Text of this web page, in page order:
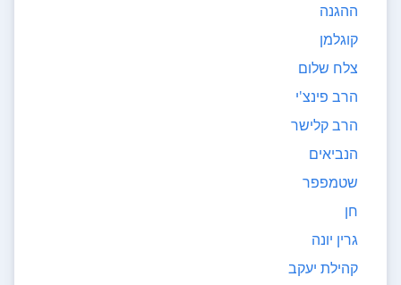
ההגנה
קוגלמן
צלח שלום
הרב פינצ'י
הרב קלישר
הנביאים
שטמפפר
חן
גרין יונה
קהילת יעקב